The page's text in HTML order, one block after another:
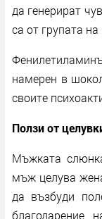
да генерират
са от групата
намерен в
своите
Ползи от
Мъжката
мъж целува
да възбуди
благодарение